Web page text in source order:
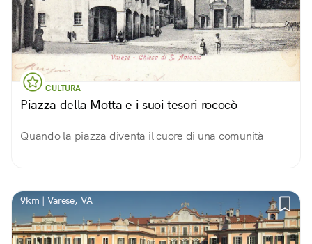
CULTURA
Piazza della Motta e i suoi tesori rococò
Quando la piazza diventa il cuore di una comunità
9km | Varese, VA